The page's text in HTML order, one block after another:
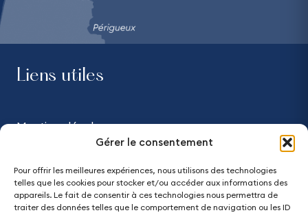
Gérer le consentement
Pour offrir les meilleures expériences, nous utilisons des technologies
telles que les cookies pour stocker et/ou accéder aux informations des
appareils. Le fait de consentir à ces technologies nous permettra de
traiter des données telles que le comportement de navigation ou les ID
Liens utiles
Mentions légales
Accessibilité - partiellement conforme